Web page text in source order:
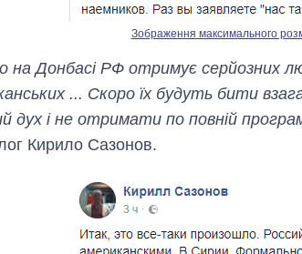
Зображення максимального
на Донбасі РФ отримує серйозних
... Скоро їх будуть бити
дух і не отримати по повній
Кирило Сазонов.